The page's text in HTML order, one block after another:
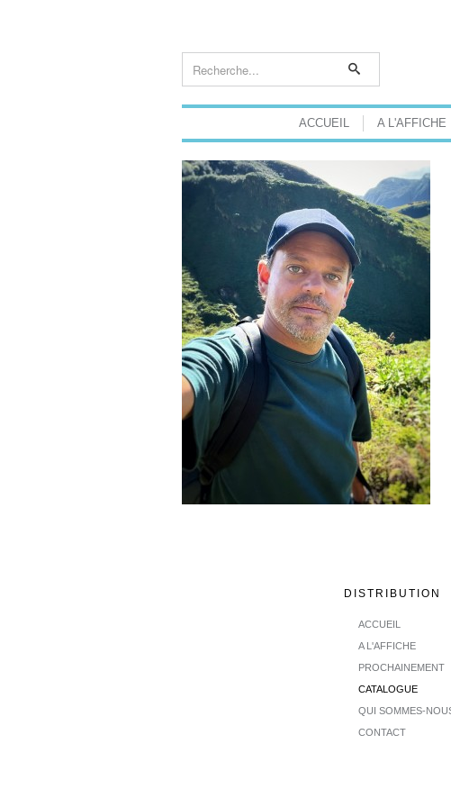
ACCUEIL A L'AFFICHE
DISTRIBUTION
ACCUEIL
A L'AFFICHE
PROCHAINEMENT
CATALOGUE
QUI SOMMES-
CONTACT